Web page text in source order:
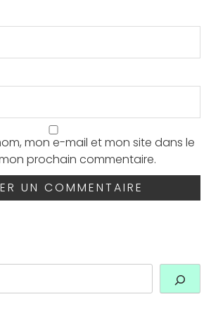
mon e-mail et mon site dans le
prochain commentaire.